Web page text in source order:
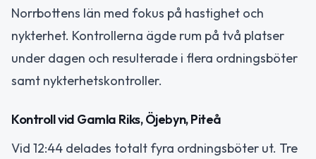
Norrbottens län med fokus på hastighet och
nykterhet. Kontrollerna ägde rum på två platser
under dagen och resulterade i flera ordningsböter
samt nykterhetskontroller.
Kontroll vid Gamla Riks, Öjebyn, Piteå
Vid 12:44 delades totalt fyra ordningsböter ut. Tre